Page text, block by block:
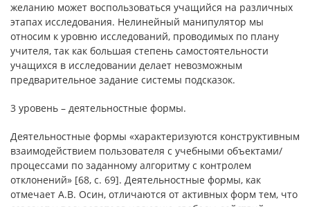
желанию может воспользоваться учащийся на различных
этапах исследования. Нелинейный манипулятор мы
относим к уровню исследований, проводимых по плану
учителя, так как большая степень самостоятельности
учащихся в исследовании делает невозможным
предварительное задание системы подсказок.
3 уровень – деятельностные формы.
Деятельностные формы «характеризуются конструктивным
взаимодействием пользователя с учебными объектами/
процессами по заданному алгоритму с контролем
отклонений» [68, с. 69]. Деятельностные формы, как
отмечает А.В. Осин, отличаются от активных форм тем, что